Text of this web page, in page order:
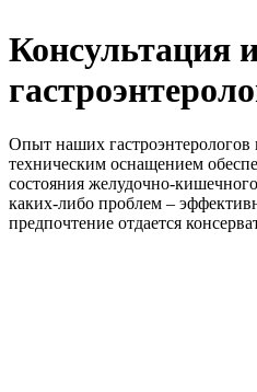
Консультация
Опыт наших
техническим оснащением
состояния желудочно-
каких-либо проблем –
предпочтение отдается